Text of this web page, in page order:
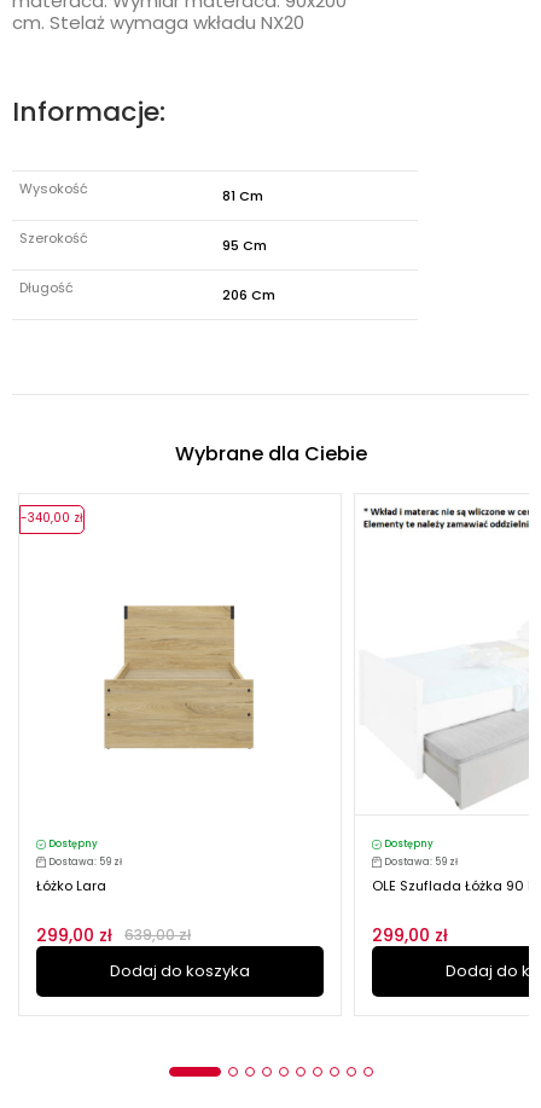
cm. Stelaż wymaga wkładu NX20
Informacje:
Wysokość 81 Cm
Szerokość 95 Cm
Długość 206 Cm
Wybrane dla Ciebie
Dostępny
Dostawa: 59 zł
Łóżko Lara
299,00 zł 639,00 zł
Dodaj do koszyka
-340,00 zł
Dostępny
Dostawa: 59 zł
OLE Szuflada Łóżka 90
299,00 zł
Dodaj do